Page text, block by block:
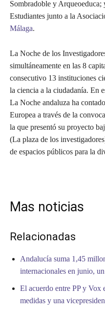
Sombradoble y
Estudiantes junto a la
Málaga.
La Noche de los
simultáneamente en las 8
consecutivo 13 instituciones
la ciencia a la ciudadanía. En
La Noche andaluza ha
Europea a través de la
la que presentó su proyecto
(La plaza de los
de espacios públicos para la
Mas noticias
Relacionadas
Andalucía suma 1,45
internacionales en junio,
El acuerdo entre PP y Vox
medidas y una